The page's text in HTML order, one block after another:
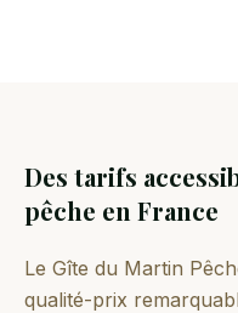
Des tarifs
pêche en France
Le Gîte du Martin
qualité-prix